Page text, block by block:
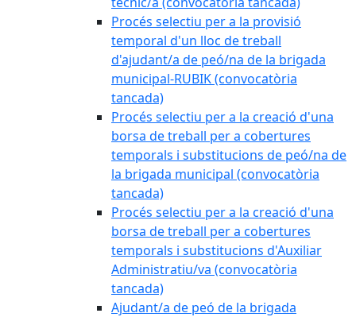
Procés selectiu per a la provisió
temporal d'un lloc de treball
d'ajudant/a de peó/na de la brigada
municipal-RUBIK (convocatòria
tancada)
Procés selectiu per a la creació d'una
borsa de treball per a cobertures
temporals i substitucions de peó/na de
la brigada municipal (convocatòria
tancada)
Procés selectiu per a la creació d'una
borsa de treball per a cobertures
temporals i substitucions d'Auxiliar
Administratiu/va (convocatòria
tancada)
Ajudant/a de peó de la brigada